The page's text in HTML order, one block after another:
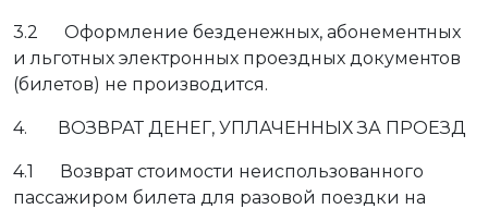
3.2 Оформление безденежных, абонементных
и льготных электронных проездных документов
(билетов) не производится.
4. ВОЗВРАТ ДЕНЕГ, УПЛАЧЕННЫХ ЗА ПРОЕЗД
4.1 Возврат стоимости неиспользованного
пассажиром билета для разовой поездки на